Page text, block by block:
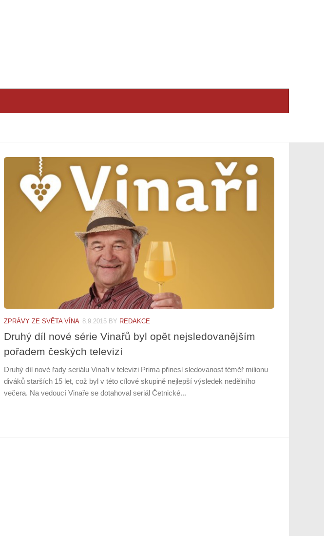
ZPRÁVY ZE SVĚTA VÍNA 8.9.2015 BY REDAKCE
Druhý díl nové série Vinařů byl opět nejsledovanějším
pořadem českých televizí
Druhý díl nové řady seriálu Vinaři v televizi Prima přinesl sledovanost téměř milionu
diváků starších 15 let, což byl v této cílové skupině nejlepší výsledek nedělního
večera. Na vedoucí Vinaře se dotahoval seriál Četnické...